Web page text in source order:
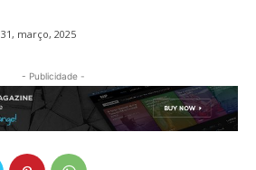
31, março, 2025
- Publicidade -